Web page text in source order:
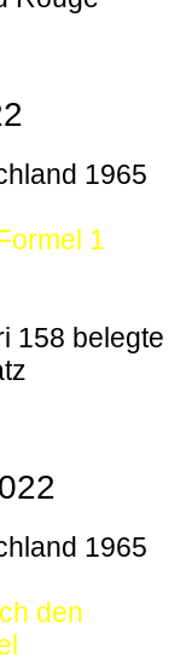
1965
1
158 belegte
1965
den